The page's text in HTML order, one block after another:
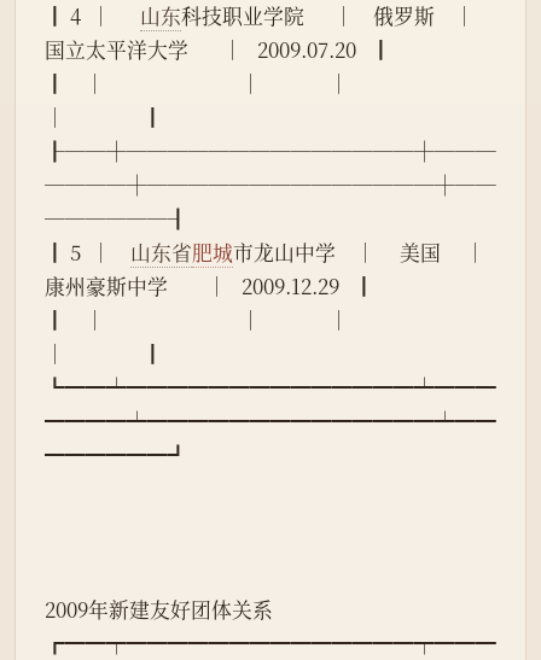
┃ 4  │ 山东科技职业学院      │    俄罗斯    │
国立太平洋大学       │   2009.07.20   ┃
┃    │                            │              │
│                ┃
┠──┼──────────────┼───
────┼──────────────┼──
──────┨
┃ 5  │ 山东省肥城市龙山中学    │     美国     │
康州豪斯中学        │   2009.12.29   ┃
┃    │                            │              │
│                ┃
┗━━┷━━━━━━━━━━━━━━┷━━━
━━━━┷━━━━━━━━━━━━━━┷━━
━━━━━━┛
2009年新建友好团体关系
┏━━┯━━━━━━━━━━━━━━┯━━━